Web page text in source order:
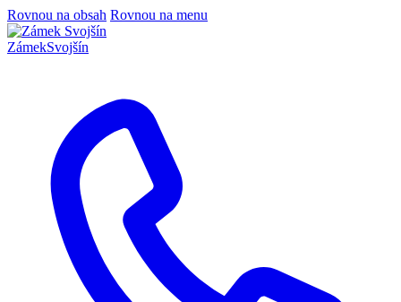
Rovnou na obsah Rovnou na menu
ZámekSvojšín